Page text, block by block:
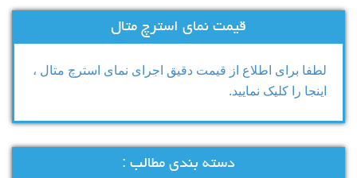
قیمت نمای استرچ متال
لطفا برای اطلاع از قیمت دقیق اجرای نمای استرچ متال ،
اینجا را کلیک نمایید.
دسته بندی مطالب :